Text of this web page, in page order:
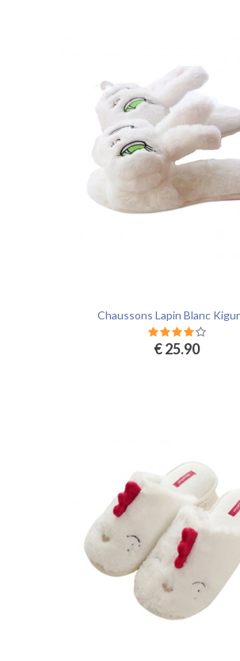
Chaussons Lapin Blanc
€ 25.90